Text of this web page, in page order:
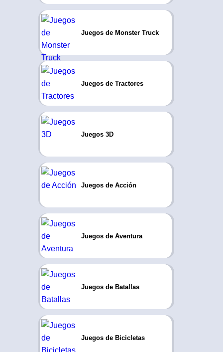
Juegos de Monster Truck
Juegos de Tractores
Juegos 3D
Juegos de Acción
Juegos de Aventura
Juegos de Batallas
Juegos de Bicicletas